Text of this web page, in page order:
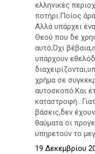
ελληνικές
ποτήρι.Ποίος
Αλλά υπάρχει
Θεού που δε
αυτό;Όχι
υπάρχουν
χρήμα σε
αυτοσκοπό.Και
βάσεις,δεν
θαύματα οι
υπηρετούν το
19 Δεκεμβρίου